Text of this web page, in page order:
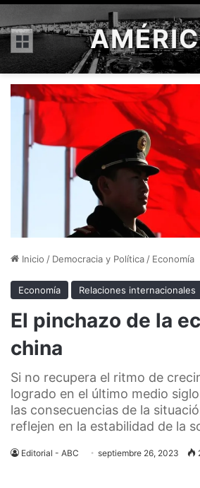
Menú
Inicio / Democracia y Política / Economía
Economía Relaciones internacionales
El pinchazo de la
china
Si no recupera el ritmo de
logrado en el último medio
las consecuencias de la
reflejen en la estabilidad de la
Editorial - ABC septiembre 26, 2023